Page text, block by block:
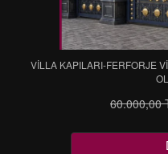
VİLLA KAPILARI-FERFORJE
60.000,00